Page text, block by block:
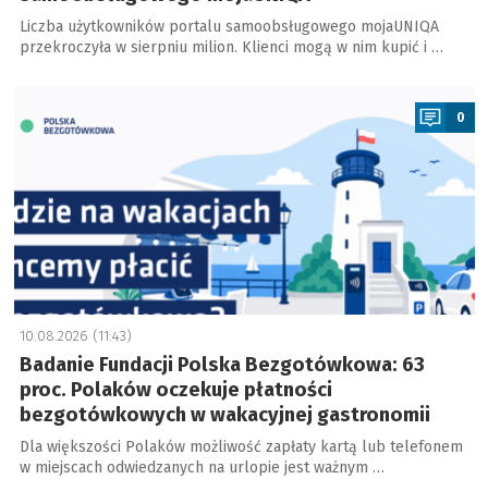
Liczba użytkowników portalu samoobsługowego mojaUNIQA
przekroczyła w sierpniu milion. Klienci mogą w nim kupić i …
0
10.08.2026 (11:43)
Badanie Fundacji Polska Bezgotówkowa: 63
proc. Polaków oczekuje płatności
bezgotówkowych w wakacyjnej gastronomii
Dla większości Polaków możliwość zapłaty kartą lub telefonem
w miejscach odwiedzanych na urlopie jest ważnym …